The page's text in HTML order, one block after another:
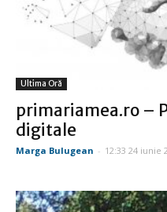
Ultima Oră
primariamea.ro –
digitale
Marga Bulugean - 12:33 24 iunie